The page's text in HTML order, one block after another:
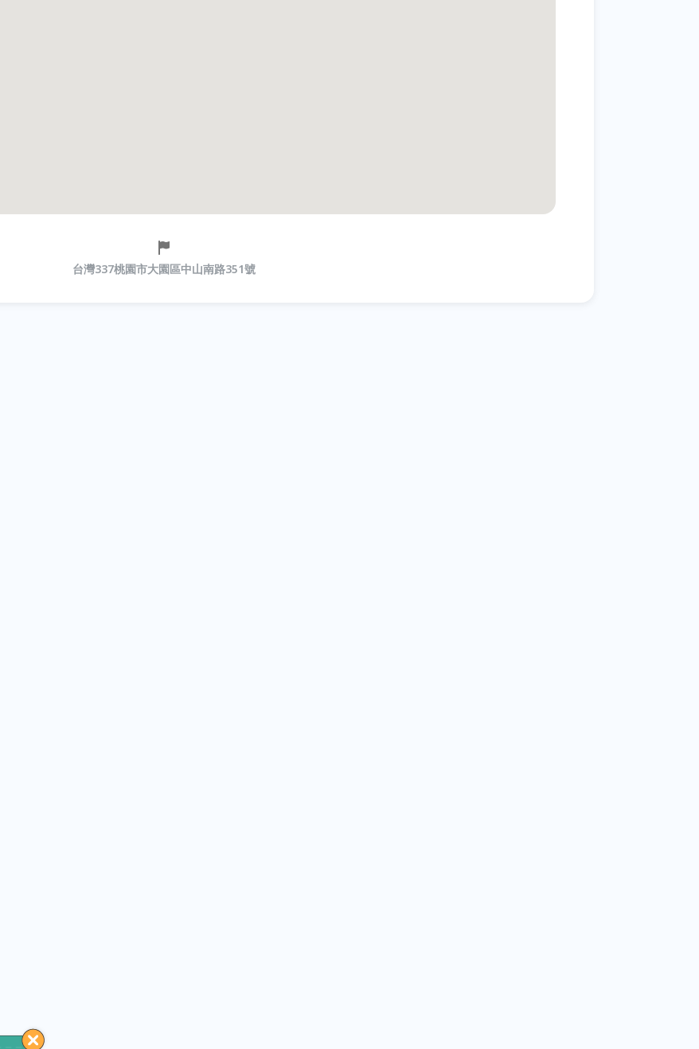
台灣337桃園市大園區中山南路351號